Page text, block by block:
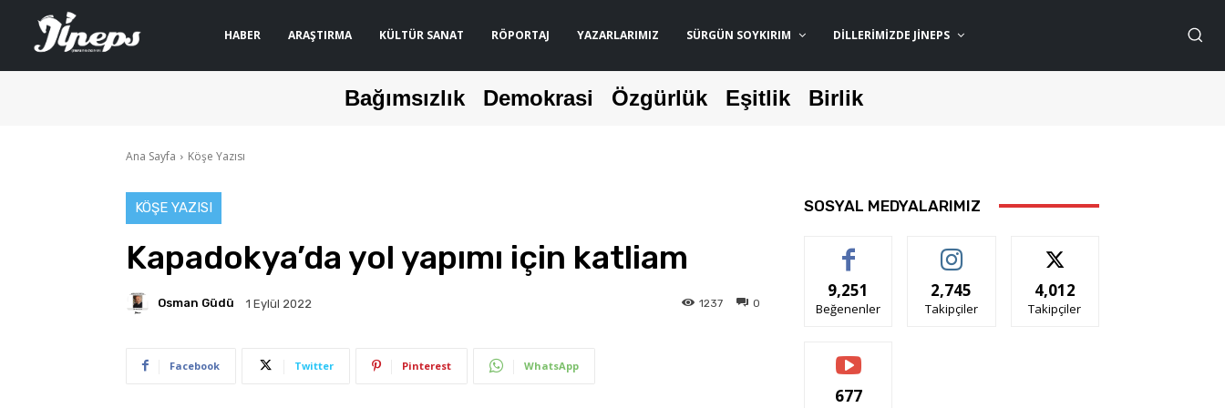
HABER ARAŞTIRMA KÜLTÜR SANAT RÖPORTAJ YAZARLARIMIZ SÜRGÜN SOYKIRIM DILLERIMIZDE JİNEPS
Bağımsızlık Demokrasi Özgürlük Eşitlik Birlik
Ana Sayfa Köşe Yazısı
KÖŞE YAZISI
Kapadokya’da yol yapımı için katliam
Osman Güdü 1 Eylül 2022 0
1237
Facebook Twitter Pinterest WhatsApp
SOSYAL MEDYALARIMIZ
9,251
Beğenenler
2,745
Takipçiler
4,012
Takipçiler
677